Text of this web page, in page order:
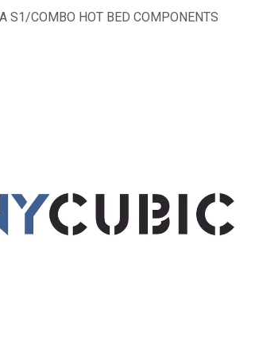
S1/COMBO HOT BED COMPONENTS